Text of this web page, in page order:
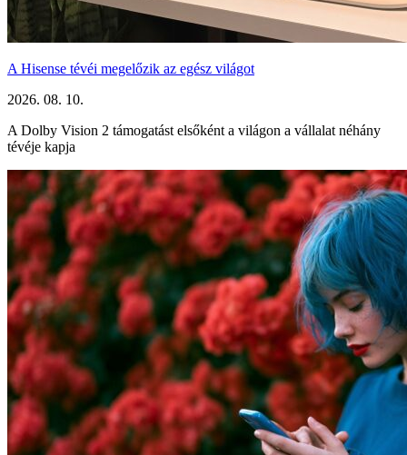
A Hisense tévéi megelőzik az egész világot
2026. 08. 10.
A Dolby Vision 2 támogatást elsőként a világon a vállalat néhány
tévéje kapja